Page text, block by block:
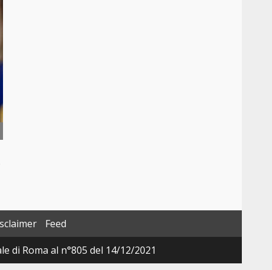
Feed
di Roma al n°805 del 14/12/2021